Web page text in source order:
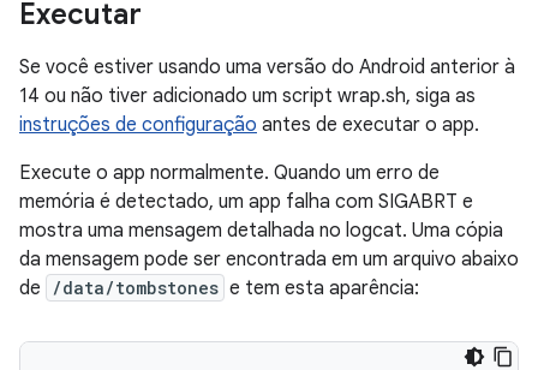
Executar
Se você estiver usando uma versão do Android anterior à
14 ou não tiver adicionado um script wrap.sh, siga as
instruções de configuração antes de executar o app.
Execute o app normalmente. Quando um erro de
memória é detectado, um app falha com SIGABRT e
mostra uma mensagem detalhada no logcat. Uma cópia
da mensagem pode ser encontrada em um arquivo abaixo
de
/data/tombstones e tem esta aparência: